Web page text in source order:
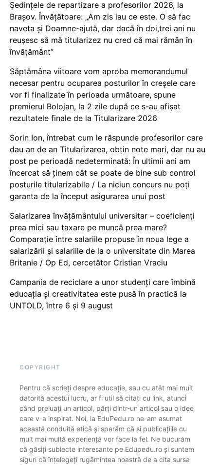
Ședințele de repartizare a profesorilor 2026, la
Brașov. Învățătoare: „Am zis iau ce este. O să fac
naveta și Doamne-ajută, dar dacă în doi,trei ani nu
reușesc să mă titularizez nu cred că mai rămân în
învățământ”
Săptămâna viitoare vom aproba memorandumul
necesar pentru ocuparea posturilor în creșele care
vor fi finalizate în perioada următoare, spune
premierul Bolojan, la 2 zile după ce s-au afișat
rezultatele finale de la Titularizare 2026
Sorin Ion, întrebat cum le răspunde profesorilor care
dau an de an Titularizarea, obțin note mari, dar nu au
post pe perioadă nedeterminată: În ultimii ani am
încercat să ținem cât se poate de bine sub control
posturile titularizabile / La niciun concurs nu poți
garanta de la început asigurarea unui post
Salarizarea învățământului universitar – coeficienți
prea mici sau taxare pe muncă prea mare?
Comparație între salariile propuse în noua lege a
salarizării și salariile de la o universitate din Marea
Britanie / Op Ed, cercetător Cristian Vraciu
Campania de reciclare a unor studenți care îmbină
educația și creativitatea este pusă în practică la
UNTOLD, între 6 și 9 august
COPYRIGHT
Pentru că scrieți despre educație, sau cu atât mai mult
datorită acestui lucru, ar fi util să citați cu link, atunci
când preluați un articol, părți dintr-un articol sau o idee
care v-a inspirat. Noi, la EduPedu.ro ne-am asumat
această conduită etică și sperăm că și publicațiile cu
mult mai multă experiență vor face la fel. Ne bucurăm
că găsiți subiecte interesante pe Edupedu.ro și suntem
siguri că înțelegeți rugămintea noastră de a cita sursa